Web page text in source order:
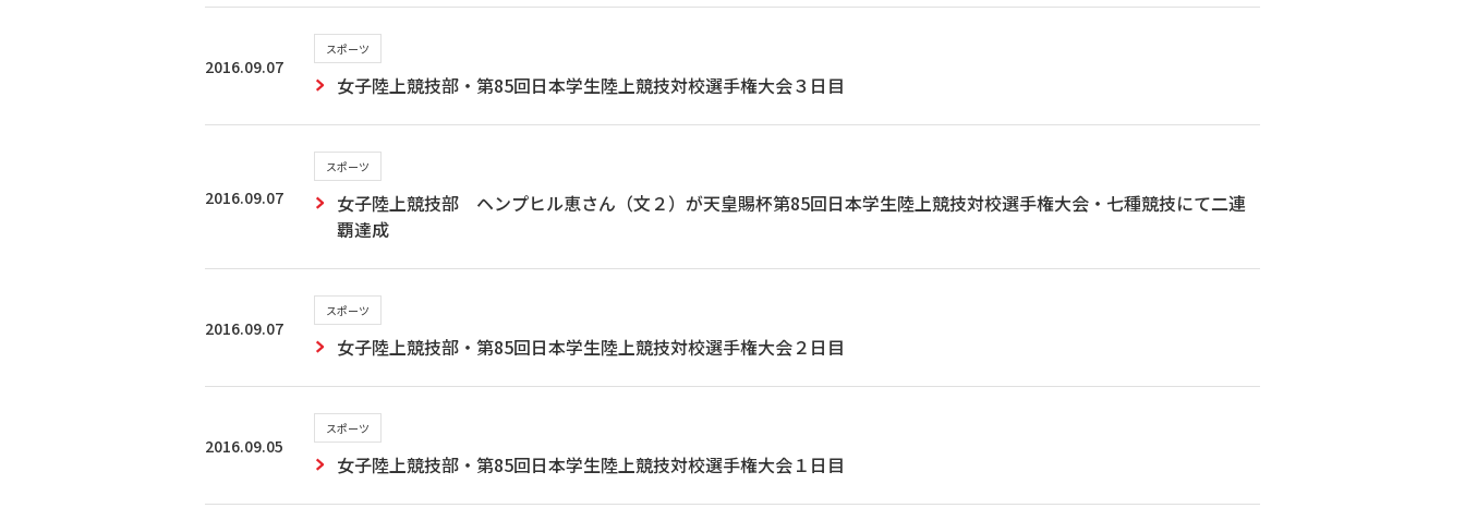
2016.09.07
スポーツ
女子陸上競技部・第85回日本学生陸上競技対校選手権大会３日目
2016.09.07
スポーツ
女子陸上競技部 ヘンプヒル恵さん（文２）が天皇賜杯第85回日本学生陸上競技対校選手権大会・七種競技にて二連
覇達成
2016.09.07
スポーツ
女子陸上競技部・第85回日本学生陸上競技対校選手権大会２日目
2016.09.05
スポーツ
女子陸上競技部・第85回日本学生陸上競技対校選手権大会１日目